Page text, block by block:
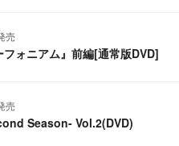
売
フォニアム』前編[通常版DVD]
売
Season- Vol.2(DVD)